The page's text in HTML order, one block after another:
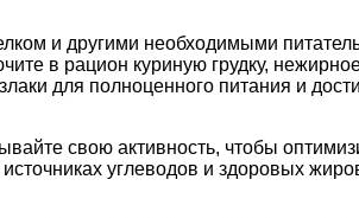
и другими необходимыми
в рацион куриную грудку,
для полноценного питания и
свою активность, чтобы
углеводов и здоровых